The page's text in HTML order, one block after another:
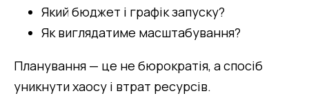
Який бюджет і графік запуску?
Як виглядатиме масштабування?
Планування — це не бюрократія, а спосіб
уникнути хаосу і втрат ресурсів.